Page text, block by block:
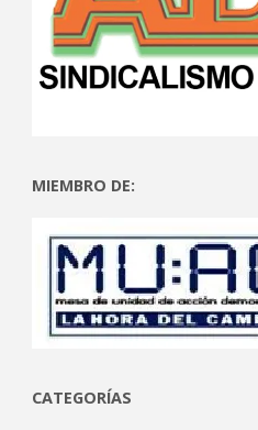
MIEMBRO DE:
CATEGORÍAS